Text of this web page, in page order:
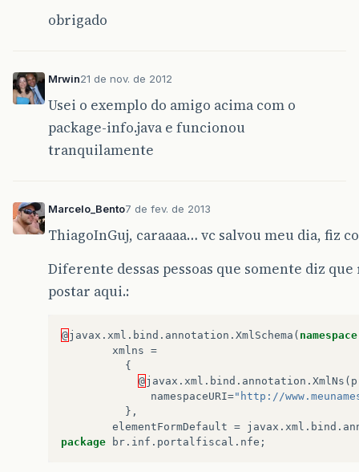
obrigado
Mrwin21 de nov. de 2012
Usei o exemplo do amigo acima com o
package-info.java e funcionou
tranquilamente
Marcelo_Bento7 de fev. de 2013
ThiagoInGuj, caraaaa… vc salvou meu dia, fiz
Diferente dessas pessoas que somente diz
postar aqui.:
@javax . xml . bind . annotation . XmlSchema ( namespace
xmlns =
{
@javax . xml . bind . annotation . XmlNs (
namespaceURI="http://
},
elementFormDefault = javax . xml . bind .
package
br . inf . portalfiscal . nfe ;